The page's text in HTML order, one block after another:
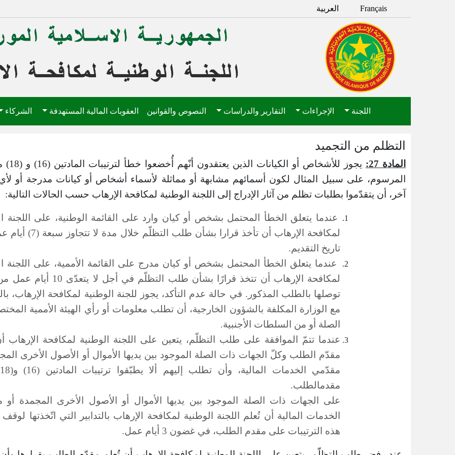
Français العربية
اللجنة الإجراءات التقارير والدراسات النصوص والقوانين العقوبات المالية المستهدفة الشركاء
التظلم من التجميد
المادة 27:
يجوز للأشخاص أو
المرسوم، على سبيل المثال لكون أسمائهم مشابهة أو مماثلة لأسماء أشخاص أو كيانات مدرجة أو
آخر، أن يتقدّموا بطلبات تظلم من آثار الإدراج إلى اللجنة الوطنية لمكافحة الإرهاب حسب الحالات التالية:
عندما يتعلق الخطأ المحتمل بشخص أو كيان وارد على القائمة الوطنية، على اللجنة
لمكافحة الإرهاب أن
تأخذ قرارا بشأن طلب التظلّم خلال
تاريخ التقديم.
عندما يتعلق الخطأ المحتمل بشخص أو كيان مدرج على القائمة الأممية، على اللجنة
لمكافحة الإرهاب أن
تتخذ قرارًا بشأن طلب التظلّم في أجل لا
توصلها بالطلب المذكور. في حالة عدم التأكد، يجوز للجنة
الوطنية لمكافحة الإرهاب،
مع الوزارة المكلفة بالشؤون الخارجية، أن تطلب معلومات أو رأي الهيئة الأممية
الصلة أو من السلطات الأجنبية.
عندما تتمّ الموافقة على طلب التظلّم، يتعين على اللجنة الوطنية لمكافحة الإرهاب
مقدّم الطلب وكلّ الجهات ذات الصلة الموجود بين يديها الأموال أو الأصول الأخرى
مقدمالطلب.
على الجهات ذات الصلة الموجود بين يديها الأموال أو الأصول الأخرى المجمدة
الخدمات المالية أن تُعلم اللجنة الوطنية لمكافحة الإرهاب بالتدابير التي اتّخذتها
هذه الترتيبات على مقدم الطلب، في غضون 3 أيام عمل.